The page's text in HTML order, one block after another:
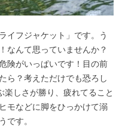
イフジャケット」です。
う
なんて思っていませんか？
険がいっぱいです！ 目の前
ら？考えただけでも恐ろし
楽しさが勝り、疲れてること
モなどに脚をひっかけて溺
です。